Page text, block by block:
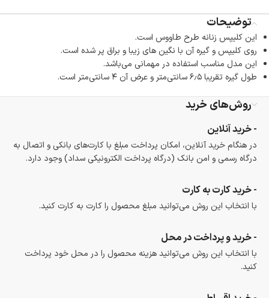
گارانتی معتبر برای تمامی محصولات ارائه می‌شود.توضیحات
این کلیپس زنانه طرح طاووس است.
روی کلیپس و گیره آن با نگین های زیبا و براق پر شده است.
این مدل مناسب استفاده در مهمانی می‌باشد.
طول گیره تقریبا ۶٫۵ سانتی‌متر و عرض آن ۴ سانتی‌متر است.
روش‌های خرید
- خرید آنلاین
در هنگام خرید آنلاین، امکان پرداخت مبلغ با کارت‌های بانکی و اتصال به
درگاه رسمی و امن بانک (درگاه پرداخت الکترونیکی سداد) وجود دارد.
- خرید کارت به کارت
با انتخاب این روش می‌توانید مبلغ محصول را کارت به کارت کنید.
- خرید و پرداخت در محل
با انتخاب این روش می‌توانید هزینه محصول را در محل خود پرداخت
کنید.